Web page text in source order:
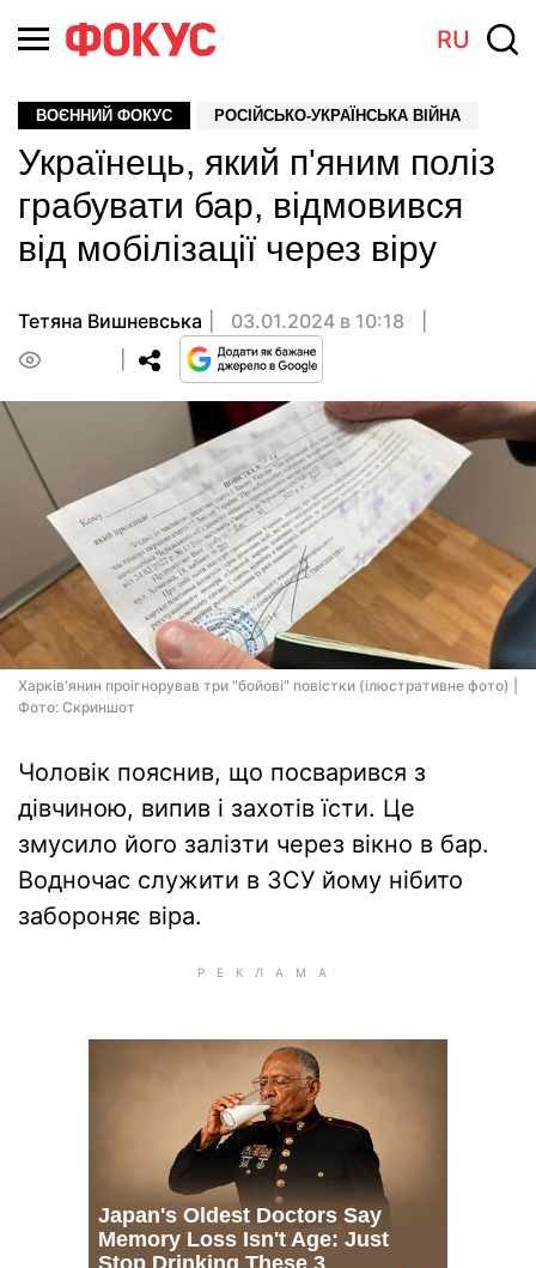
RU
ВОЄННИЙ ФОКУС РОСІЙСЬКО-УКРАЇНСЬКА ВІЙНА
Українець, який п'яним поліз
грабувати бар, відмовився
від мобілізації через віру
Тетяна Вишневська
03.01.2024 в 10:18
Харків'янин проігнорував три "бойові" повістки (ілюстративне фото) |
Фото: Скриншот
Чоловік пояснив, що посварився з
дівчиною, випив і захотів їсти. Це
змусило його залізти через вікно в бар.
Водночас служити в ЗСУ йому нібито
забороняє віра.